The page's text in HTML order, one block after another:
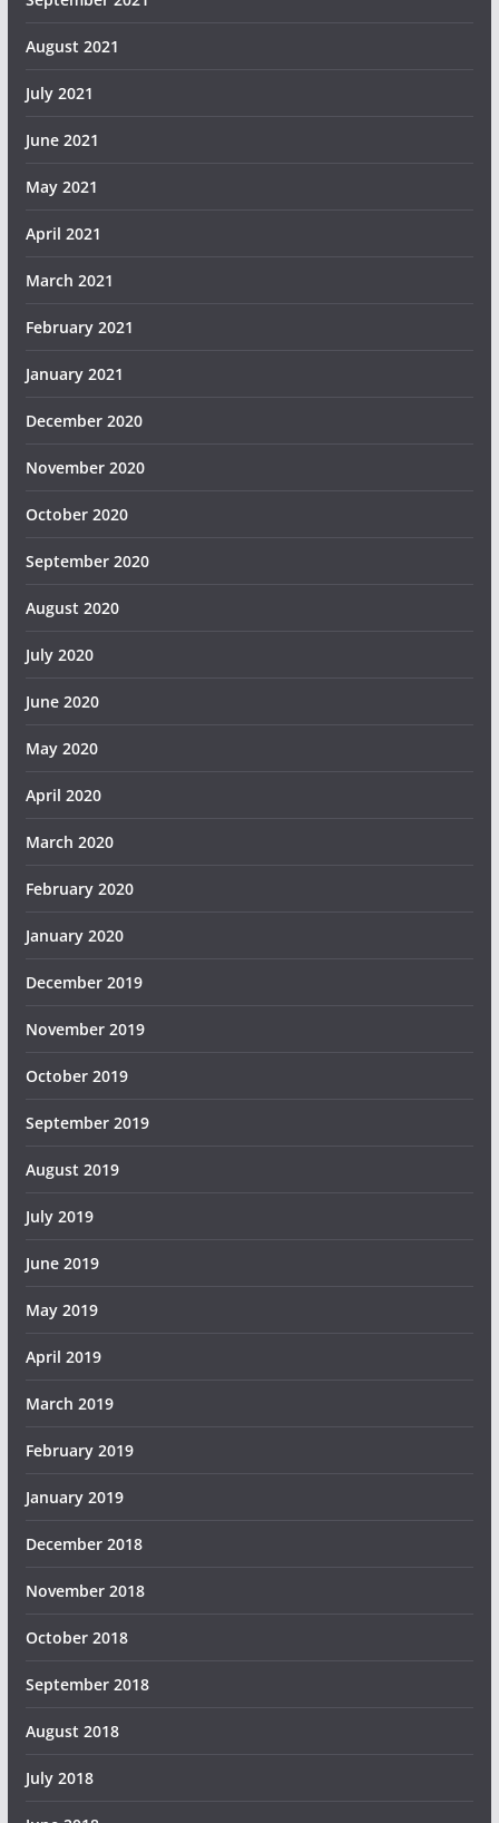
August 2021
July 2021
June 2021
May 2021
April 2021
March 2021
February 2021
January 2021
December 2020
November 2020
October 2020
September 2020
August 2020
July 2020
June 2020
May 2020
April 2020
March 2020
February 2020
January 2020
December 2019
November 2019
October 2019
September 2019
August 2019
July 2019
June 2019
May 2019
April 2019
March 2019
February 2019
January 2019
December 2018
November 2018
October 2018
September 2018
August 2018
July 2018